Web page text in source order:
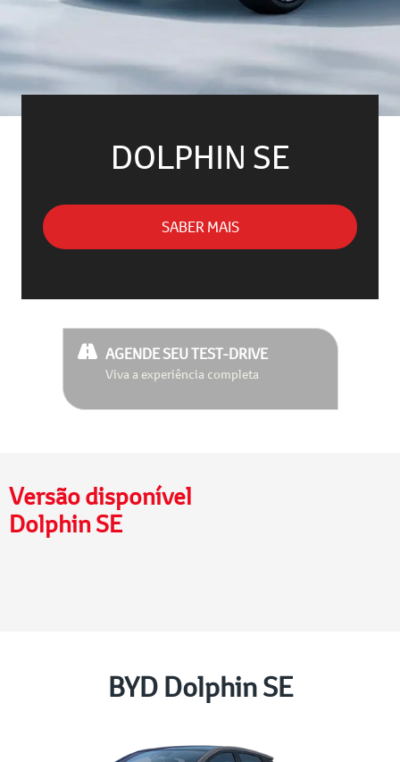
DOLPHIN SE
SABER MAIS
AGENDE SEU TEST-DRIVE
Viva a experiência completa
Versão disponível
Dolphin SE
BYD Dolphin SE